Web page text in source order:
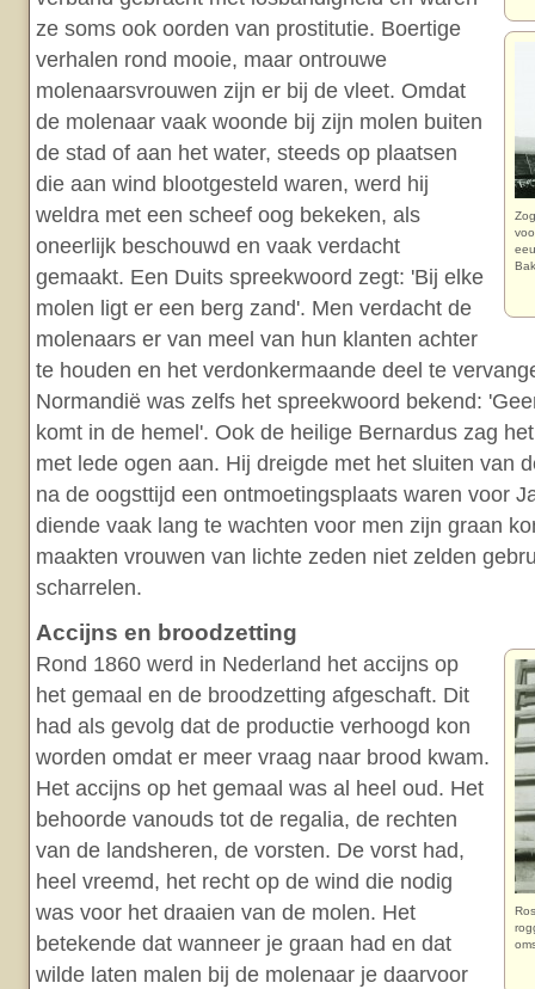
ze soms ook oorden van prostitutie. Boertige
verhalen rond mooie, maar ontrouwe
molenaarsvrouwen zijn er bij de vleet. Omdat
de molenaar vaak woonde bij zijn molen buiten
de stad of aan het water, steeds op plaatsen
die aan wind blootgesteld waren, werd hij
weldra met een scheef oog bekeken, als
oneerlijk beschouwd en vaak verdacht
gemaakt. Een Duits spreekwoord zegt: 'Bij elke
molen ligt er een berg zand'. Men verdacht de
molenaars er van meel van hun klanten achter
te houden en het verdonkermaande deel te
Normandië was zelfs het spreekwoord bekend:
komt in de hemel'. Ook de heilige Bernardus zag
met lede ogen aan. Hij dreigde met het sluiten van
na de oogsttijd een ontmoetingsplaats waren voor
diende vaak lang te wachten voor men zijn graan
maakten vrouwen van lichte zeden niet zelden
scharrelen.
Accijns en broodzetting
Rond 1860 werd in Nederland het accijns op
het gemaal en de broodzetting afgeschaft. Dit
had als gevolg dat de productie verhoogd kon
worden omdat er meer vraag naar brood kwam.
Het accijns op het gemaal was al heel oud. Het
behoorde vanouds tot de regalia, de rechten
van de landsheren, de vorsten. De vorst had,
heel vreemd, het recht op de wind die nodig
was voor het draaien van de molen. Het
betekende dat wanneer je graan had en dat
wilde laten malen bij de molenaar je daarvoor